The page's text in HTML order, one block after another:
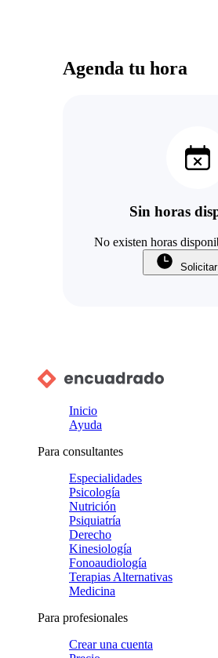
Agenda tu hora
Sin horas
No existen horas
Inicio
Ayuda
Para consultantes
Especialidades
Psicología
Nutrición
Psiquiatría
Derecho
Kinesiología
Fonoaudiología
Terapias Alternativas
Medicina
Para profesionales
Crear una cuenta